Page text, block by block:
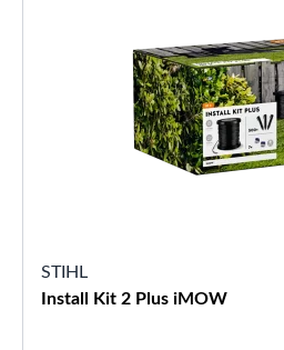
STIHL
Install Kit 2 Plus iMOW